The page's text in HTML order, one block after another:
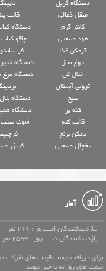
دستگاه گریل
منقل ذغالی
کانتر گرم
هود صنعتی
گرمکن غذا
دوغ ساز
خلال کن
ترولی آبچکان
سیخ
کته پز
قالب کته
دمکن برنج
یخچال صنعتی
قالب
دستگاه
چاقو
فر
دستگاه
دستگاه
دستگاه
دستگاه
شوت سیب
فریزر
آمار
بـازدیدکنندگان امــــروز : 266 نفر
بازدیدکنندگان دیـــــروز : 2593 نفر
برای دریافت لیست قیمت های شرکت در
قیمت های روزانه با خبر شوید.